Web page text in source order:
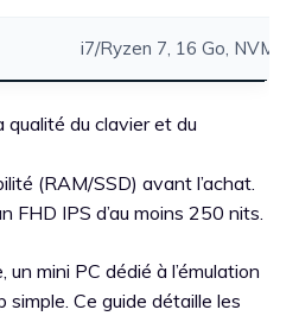
i7/Ryzen 7, 16 Go, NVMe
qualité du clavier et du
(RAM/SSD) avant l’achat.
FHD IPS d’au moins 250 nits.
un mini PC dédié à l’émulation
Ce guide détaille les